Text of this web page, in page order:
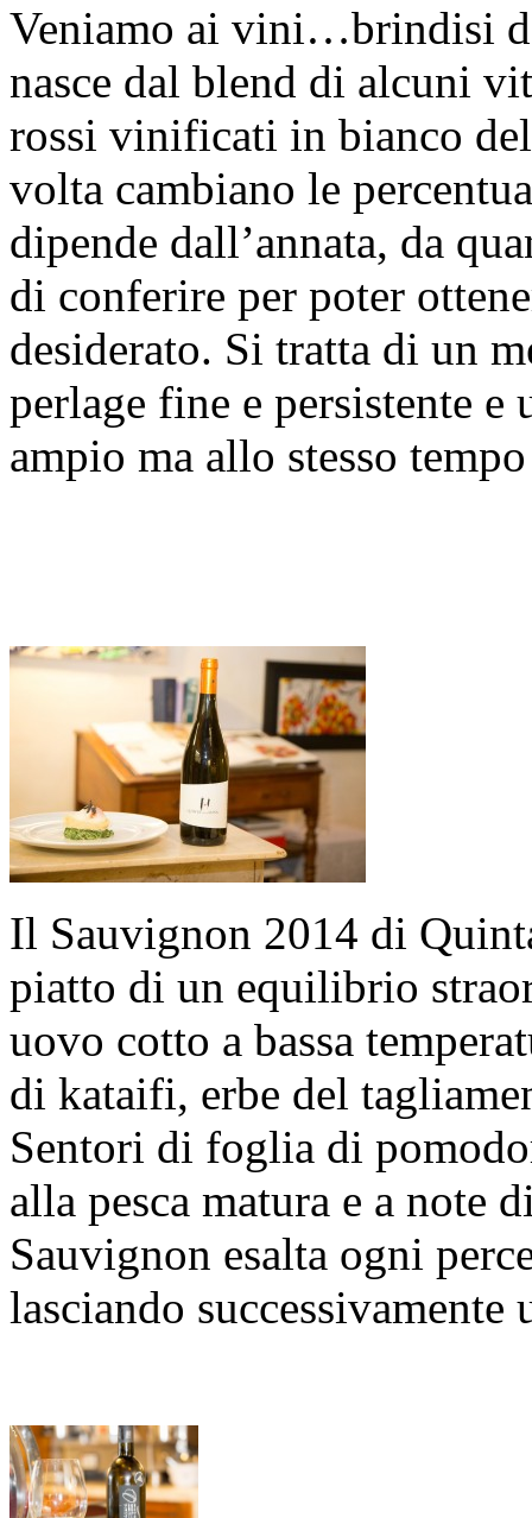
Veniamo ai vini…brindisi
nasce dal blend di alcuni
rossi vinificati in bianco
volta cambiano le
dipende dall’annata, da
di conferire per poter
desiderato. Si tratta di un
perlage fine e persistente
ampio ma allo stesso
Il Sauvignon 2014 di
piatto di un equilibrio
uovo cotto a bassa
di kataifi, erbe del
Sentori di foglia di
alla pesca matura e a note
Sauvignon esalta ogni
lasciando